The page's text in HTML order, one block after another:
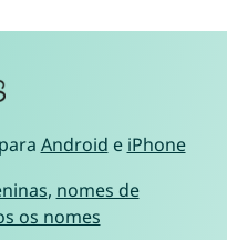
para Android e iPhone
, nomes de
os nomes